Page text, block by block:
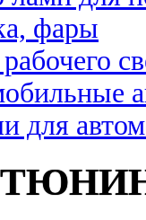
фары
для